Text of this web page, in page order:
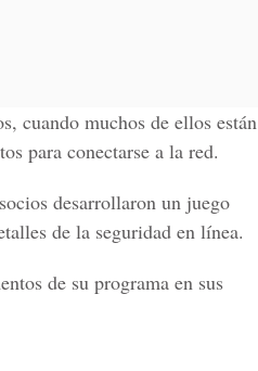
cuando muchos de ellos están
para conectarse a la red.
desarrollaron un juego
de la seguridad en línea.
de su programa en sus